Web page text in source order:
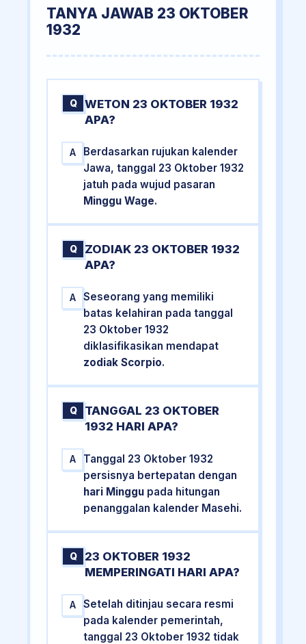
TANYA JAWAB 23 OKTOBER
1932
Q
WETON 23 OKTOBER 1932
APA?
A
Berdasarkan rujukan kalender
Jawa, tanggal 23 Oktober 1932
jatuh pada wujud pasaran
Minggu Wage.
Q
ZODIAK 23 OKTOBER 1932
APA?
A
Seseorang yang memiliki
batas kelahiran pada tanggal
23 Oktober 1932
diklasifikasikan mendapat
zodiak Scorpio.
Q
TANGGAL 23 OKTOBER
1932 HARI APA?
A
Tanggal 23 Oktober 1932
persisnya bertepatan dengan
hari Minggu pada hitungan
penanggalan kalender Masehi.
Q
23 OKTOBER 1932
MEMPERINGATI HARI APA?
A
Setelah ditinjau secara resmi
pada kalender pemerintah,
tanggal 23 Oktober 1932 tidak